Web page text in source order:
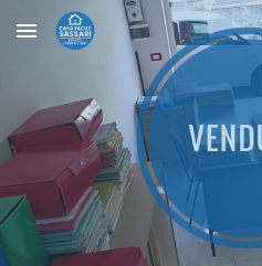
Skip to main content